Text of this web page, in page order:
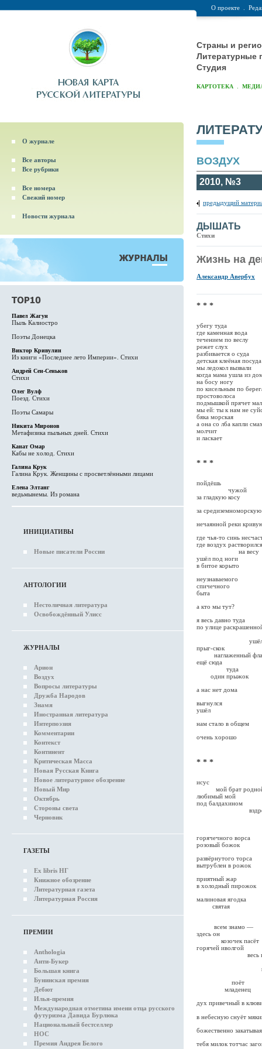
О проекте
Страны и
Литературные
Студия
КАРТОТЕКА
О журнале
Все авторы
Все рубрики
Все номера
Свежий номер
Новости журнала
Павел Жагун
Пыль Калиостро
Поэты Донецка
Виктор Кривулин
Из книги «Последнее лето Империи». Стихи
Андрей Сен-Сеньков
Стихи
Олег Вулф
Поезд. Стихи
Поэты Самары
Никита Миронов
Метафизика пыльных дней. Стихи
Канат Омар
Кабы не холод. Стихи
Галина Крук
Галина Крук. Женщины с просветлёнными лицами
Елена Элтанг
ведьмынемы. Из романа
ИНИЦИАТИВЫ
Новые писатели России
АНТОЛОГИИ
Нестоличная литература
Освобождённый Улисс
ЖУРНАЛЫ
Арион
Воздух
Вопросы литературы
Дружба Народов
Знамя
Иностранная литература
Интерпоэзия
Комментарии
Контекст
Континент
Критическая Масса
Новая Русская Книга
Новое литературное обозрение
Новый Мир
Октябрь
Стороны света
Черновик
ГАЗЕТЫ
Ex libris НГ
Книжное обозрение
Литературная газета
Литературная Россия
ПРЕМИИ
Anthologia
Анти-Букер
Большая книга
Бунинская премия
Дебют
Илья-премия
Международная отметина имени отца русского
футуризма Давида Бурлюка
Национальный бестселлер
НОС
Премия Андрея Белого
ВОЗДУХ
2010, №3
предыдущий
ДЫШАТЬ
Стихи
Жизнь на
Александр Авербух
* * *
убегу туда
где каменная вода
течением по веслу
режет слух
разбивается о суда
детская клеёная посуда
мы ледокол вызвали
когда мама ушла из
на босу ногу
по кисельным по
простоволоса
подмышкой прячет
мы ей: ты к нам не
бяка морская
а она со лба капли
молчит
и ласкает
* * *
пойдёшь
чужой
за гладкую косу
за
нечаянной реки
где чья-то синь
где воздух растворился
на весу
ушёл под ноги
в битое корыто
неузнаваемого
спичечного
быта
а кто мы тут?
я весь давно туда
по улице
прыг-скок
наглаженный
ещё сюда
туда
один прыжок
а нас нет дома
выгнулся
ушёл
нам стало в общем
очень хорошо
* * *
исус
мой брат
любимый мой
под балдахином
горячечного ворса
розовый божок
развёрнутого торса
вытрублен в рожок
приятный жар
в холодный пирожок
малиновая ягодка
святая
всем знамо —
здесь он
козочек пасёт
горячей иволгой
весь в
воздух
поёт
младенец
дух привечный в
в небесную снуёт
божественно
тебя милок тотчас